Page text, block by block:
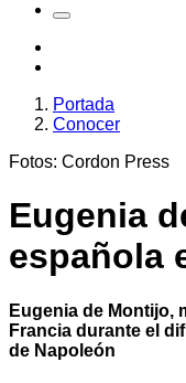
Portada
Conocer
Fotos: Cordon Press
Eugenia
española
Eugenia de Montijo,
Francia durante el
de Napoleón